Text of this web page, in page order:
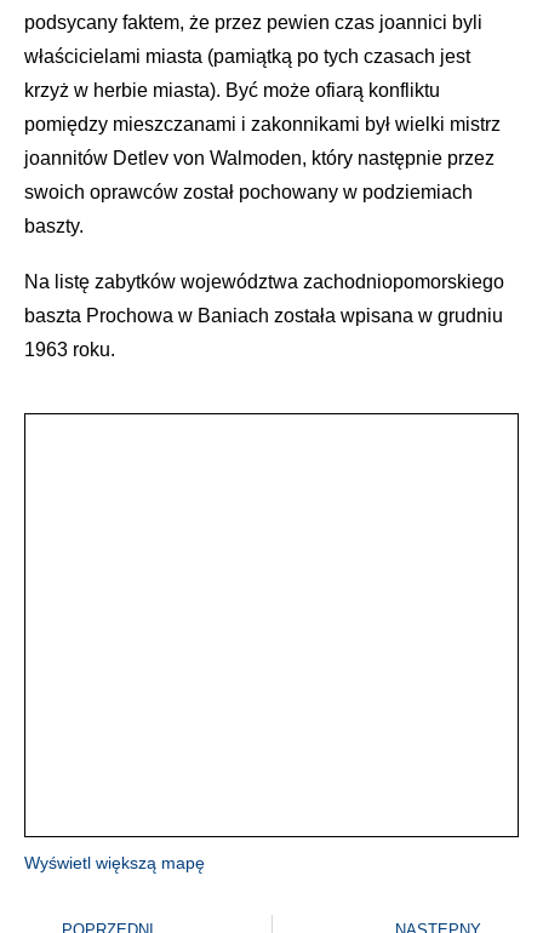
podsycany faktem, że przez pewien czas joannici byli
właścicielami miasta (pamiątką po tych czasach jest
krzyż w herbie miasta). Być może ofiarą konfliktu
pomiędzy mieszczanami i zakonnikami był wielki mistrz
joannitów Detlev von Walmoden, który następnie przez
swoich oprawców został pochowany w podziemiach
baszty.
Na listę zabytków województwa zachodniopomorskiego
baszta Prochowa w Baniach została wpisana w grudniu
1963 roku.
Wyświetl większą mapę